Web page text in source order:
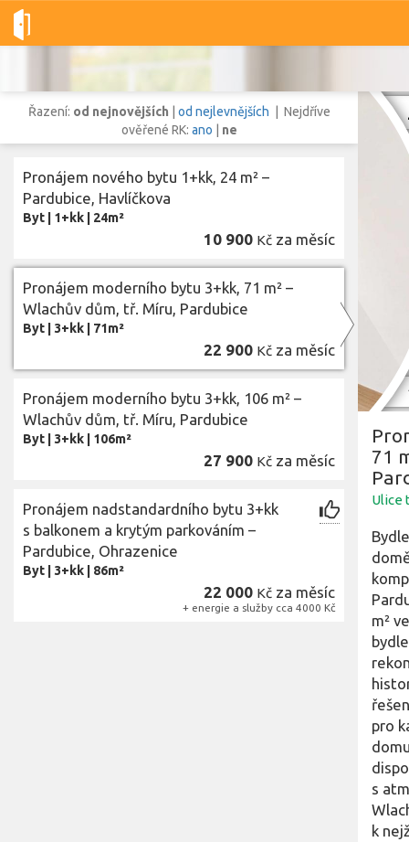
Dobré-nemovitosti.cz obec Pardubice, okres Pardubice,
Vše
Lokalita
obec Pardubice, okres Pardubice, Pardubický kraj
Lokalita
Cena
Řazení: od nejnovějších od nejlevnějších | Nejdříve
ověřené RK: ano ne
Pronájem nového bytu 1+kk, 24 m² –
Pardubice, Havlíčkova
Byt 1+kk 24m²
10 900 Kč za měsíc
Pronájem moderního bytu 3+kk, 71 m² –
Wlachův dům, tř. Míru, Pardubice
Byt 3+kk 71m²
22 900 Kč za měsíc
Pronájem moderního bytu 3+kk, 106 m² –
Wlachův dům, tř. Míru, Pardubice
Byt 3+kk 106m²
27 900 Kč za měsíc
Pronájem nadstandardního bytu 3+kk
s balkonem a krytým parkováním –
Pardubice, Ohrazenice
Byt 3+kk 86m²
22 000 Kč za měsíc
+ energie a služby cca 4000 Kč
71
Ulice
m²
pro
s
k